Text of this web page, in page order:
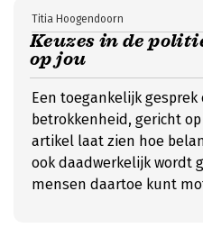
Keuzes in de
op jou
Titia Hoogendoorn
Een toegankelijk
betrokkenheid, gericht
artikel laat zien hoe
ook daadwerkelijk wordt
mensen daartoe kunt